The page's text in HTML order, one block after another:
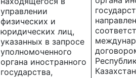
управлении
физических и
юридических лиц,
указанных в запросе
уполномоченного
органа иностранного
государства,